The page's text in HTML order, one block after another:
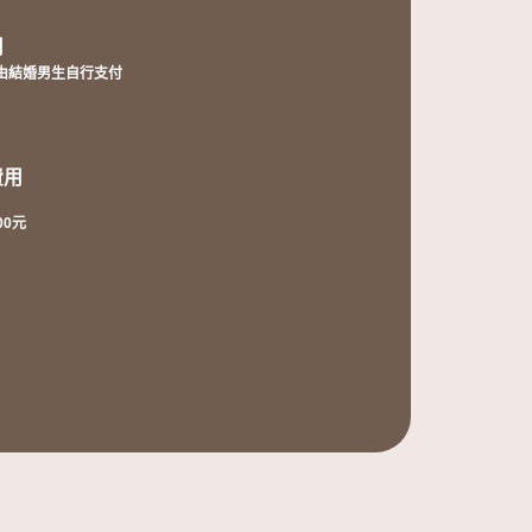
結婚男生自行支付
元